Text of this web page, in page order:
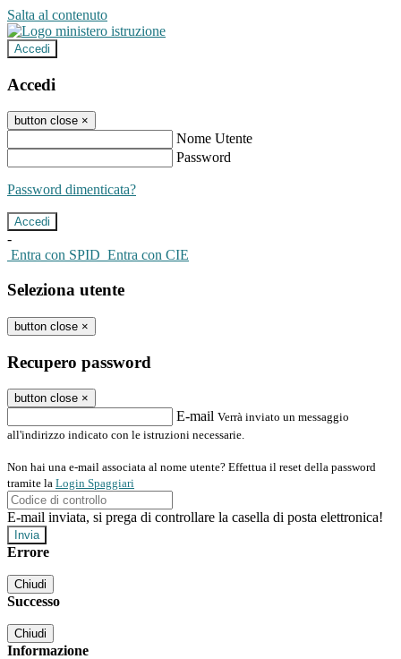
Salta al contenuto
Accedi
Accedi
button close ×
Nome Utente
Password
Password dimenticata?
-
Entra con SPID Entra con CIE
Seleziona utente
button close ×
Recupero password
button close ×
E-mail Verrà inviato un messaggio
all'indirizzo indicato con le istruzioni necessarie.
Non hai una e-mail associata al nome utente? Effettua il reset della password
tramite la Login Spaggiari
E-mail inviata, si prega di controllare la casella di posta elettronica!
Errore
Chiudi
Successo
Chiudi
Informazione